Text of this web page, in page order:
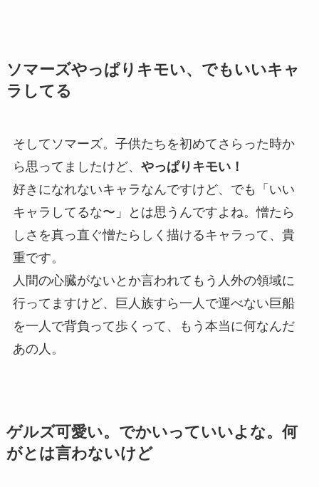
ソマーズやっぱりキモい、でもいいキャ
ラしてる
そしてソマーズ。子供たちを初めてさらった時か
ら思ってましたけど、 やっぱりキモい！
好きになれないキャラなんですけど、でも「いい
キャラしてるな〜」とは思うんですよね。憎たら
しさを真っ直ぐ憎たらしく描けるキャラって、貴
重です。
人間の心臓がないとか言われてもう人外の領域に
行ってますけど、巨人族すら一人で運べない巨船
を一人で背負って歩くって、もう本当に何なんだ
あの人。
ゲルズ可愛い。でかいっていいよな。何
がとは言わないけど